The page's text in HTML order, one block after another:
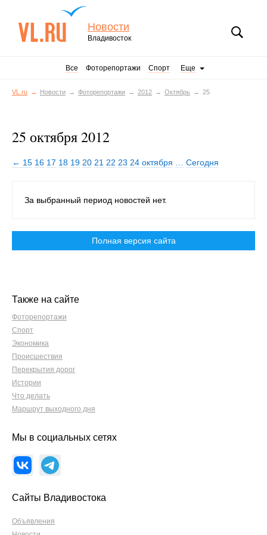
Новости
Владивосток
Все Фоторепортажи Спорт Еще
VL.ru Новости Фоторепортажи 2012 Октябрь 25
25 октября 2012
← 15 16 17 18 19 20 21 22 23 24 октября Сегодня
За выбранный период новостей нет.
Полная версия сайта
Также на сайте
Фоторепортажи
Спорт
Экономика
Происшествия
Перекрытия дорог
Истории
Что делать
Маршрут выходного дня
Мы в социальных сетях
Сайты Владивостока
Объявления